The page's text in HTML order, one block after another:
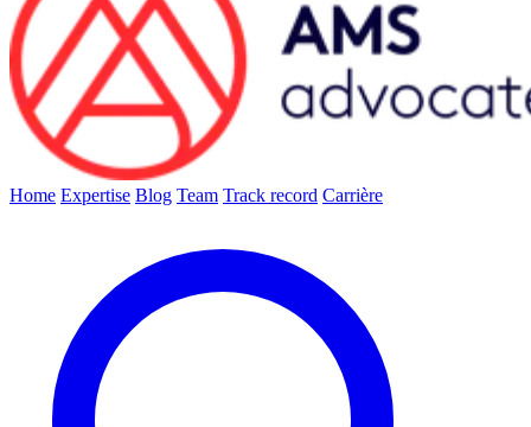
Home Expertise Blog Team Track record Carrière